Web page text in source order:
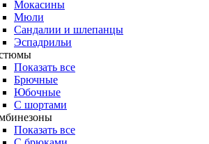
Мокасины
Мюли
Сандалии и шлепанцы
Эспадрильи
Показать все
Брючные
Юбочные
С шортами
Показать все